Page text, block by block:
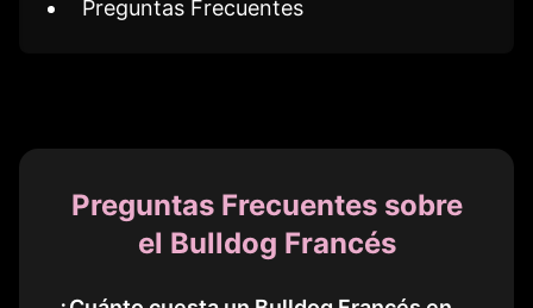
Preguntas Frecuentes
Preguntas Frecuentes sobre
el Bulldog Francés